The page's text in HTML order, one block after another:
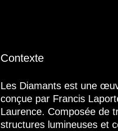
Contexte
Les Diamants est une
conçue par Francis
Laurence. Composée de
structures lumineuses et